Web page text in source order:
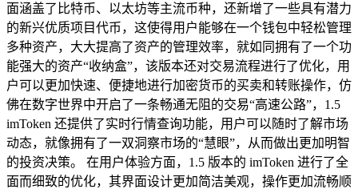
面涵盖了比特币、以太坊等主流币种，还新增了一些具有潜力
的新兴优质项目代币，这使得用户能够在一个钱包中轻松管理
多种资产，大大提高了资产的管理效率，就如同拥有了一个功
能强大的资产“收纳盒”，该版本还对交易流程进行了优化，用
户可以更加快速、便捷地进行加密货币的买卖和转账操作，仿
佛在数字世界中开启了一条畅通无阻的交易“高速公路”，1.5
imToken 还提供了实时行情查询功能，用户可以随时了解市场
动态，就像拥有了一双洞察市场的“慧眼”，从而做出更加明智
的投资决策。 在用户体验方面，1.5 版本的 imToken 进行了全
面而细致的优化，其界面设计更加简洁美观，操作更加流畅顺